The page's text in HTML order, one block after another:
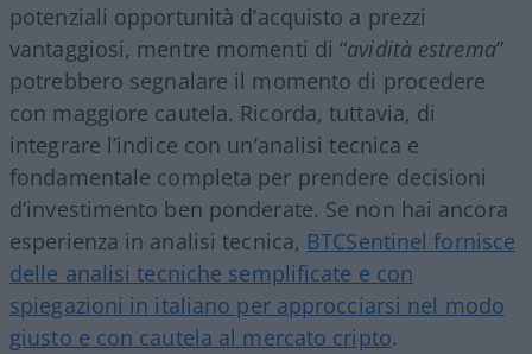
potenziali opportunità d’acquisto a prezzi
vantaggiosi, mentre momenti di “avidità estrema”
potrebbero segnalare il momento di procedere
con maggiore cautela. Ricorda, tuttavia, di
integrare l’indice con un’analisi tecnica e
fondamentale completa per prendere decisioni
d’investimento ben ponderate. Se non hai ancora
esperienza in analisi tecnica, BTCSentinel fornisce
delle analisi tecniche semplificate e con
spiegazioni in italiano per approcciarsi nel modo
giusto e con cautela al mercato cripto.